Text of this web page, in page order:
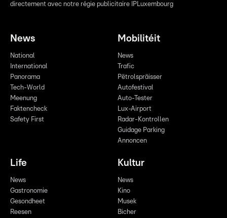
directement avec notre régie publicitaire IPLuxembourg
News
National
International
Panorama
Tech-World
Meenung
Faktencheck
Safety First
Mobilitéit
News
Trafic
Pëtrolspräisser
Autofestival
Auto-Tester
Lux-Airport
Radar-Kontrollen
Guidage Parking
Annoncen
Life
News
Gastronomie
Gesondheet
Reesen
Kultur
News
Kino
Musek
Bicher